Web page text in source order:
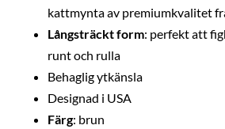
kattmynta av premiumkvalitet
Långsträcktform: perfekt att
runt och rulla
Behaglig ytkänsla
Designad i USA
Färg: brun